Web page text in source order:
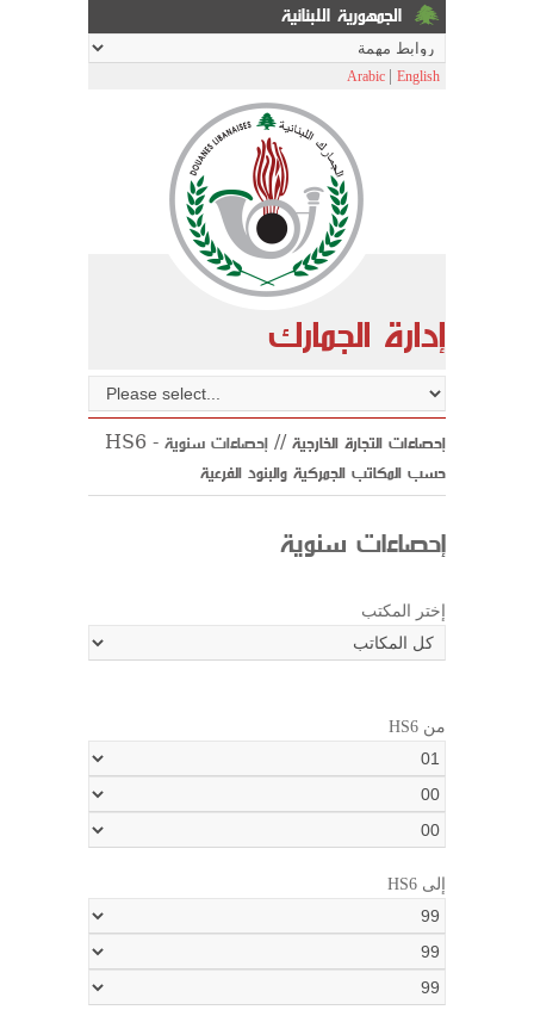
الجمهورية اللبنانية
Arabic English
إدارة الجمارك
HS6 إحصاءات التجارة الخارجية // إحصاءات سنوية -
حسب المكاتب الجمركية والبنود الفرعية
إحصاءات سنوية
إختر المكتب
HS6 من
HS6 إلى